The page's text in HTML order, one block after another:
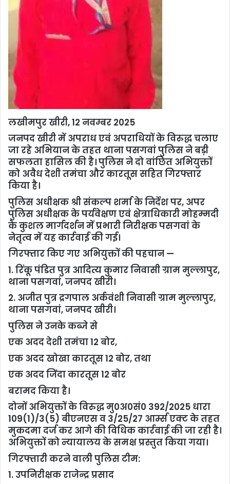
लखीमपुर खीरी, 12 नवम्बर 2025
जनपद खीरी में अपराध एवं अपराधियों के विरुद्ध चलाए
जा रहे अभियान के तहत थाना पसगवां पुलिस ने बड़ी
सफलता हासिल की है। पुलिस ने दो वांछित अभियुक्तों
को अवैध देशी तमंचा और कारतूस सहित गिरफ्तार
किया है।
पुलिस अधीक्षक श्री संकल्प शर्मा के निर्देश पर, अपर
पुलिस अधीक्षक के पर्यवेक्षण एवं क्षेत्राधिकारी मोहम्मदी
के कुशल मार्गदर्शन में प्रभारी निरीक्षक पसगवां के
नेतृत्व में यह कार्रवाई की गई।
गिरफ्तार किए गए अभियुक्तों की पहचान —
1. रिंकू पंडित पुत्र आदित्य कुमार निवासी ग्राम मुल्लापुर,
थाना पसगवां, जनपद खीरी।
2. अजीत पुत्र द्रगपाल अर्कवंशी निवासी ग्राम मुल्लापुर,
थाना पसगवां, जनपद खीरी।
पुलिस ने उनके कब्जे से
एक अदद देशी तमंचा 12 बोर,
एक अदद खोखा कारतूस 12 बोर, तथा
एक अदद जिंदा कारतूस 12 बोर
बरामद किया है।
दोनों अभियुक्तों के विरुद्ध मु0अ0सं0 392/2025 धारा
109(1)/3(5) बीएनएस व 3/25/27 आर्म्स एक्ट के तहत
मुकदमा दर्ज कर आगे की विधिक कार्रवाई की जा रही है।
अभियुक्तों को न्यायालय के समक्ष प्रस्तुत किया गया।
गिरफ्तारी करने वाली पुलिस टीम:
1. उपनिरीक्षक राजेन्द्र प्रसाद